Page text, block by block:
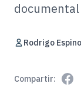
Rodrigo
Compartir: